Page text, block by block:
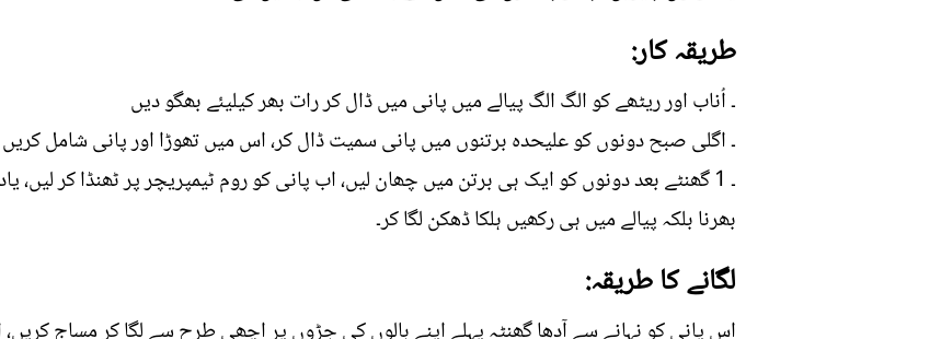
طریقہ کار:
۔ اُناب اور ریٹھے کو الگ الگ پیالے میں پانی میں ڈال کر رات بھر کیلیئے بھگو دیں
۔ اگلی صبح دونوں کو علیحدہ برتنوں میں پانی سمیت ڈال کر، اس میں تھوڑا اور پانی شامل
۔ 1 گھنٹے بعد دونوں کو ایک ہی برتن میں چھان لیں، اب پانی کو روم ٹیمپریچر پر ٹھنڈا کر
بھرنا بلکہ پیالے میں ہی رکھیں ہلکا ڈھکن لگا کر۔
لگانے کا طریقہ: